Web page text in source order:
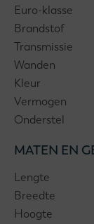
Euro-klasse
Brandstof
Transmissie
Wanden
Kleur
Vermogen
Onderstel
MATEN EN
Lengte
Breedte
Hoogte